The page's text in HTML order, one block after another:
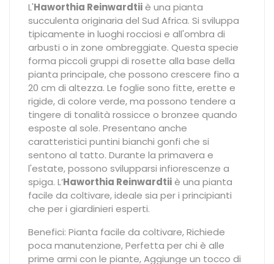
L'Haworthia Reinwardtiiè una pianta
succulenta originaria del Sud Africa. Si sviluppa
tipicamente in luoghi rocciosi e all'ombra di
arbusti o in zone ombreggiate. Questa specie
forma piccoli gruppi di rosette alla base della
pianta principale, che possono crescere fino a
20 cm di altezza. Le foglie sono fitte, erette e
rigide, di colore verde, ma possono tendere a
tingere di tonalità rossicce o bronzee quando
esposte al sole. Presentano anche
caratteristici puntini bianchi gonfi che si
sentono al tatto. Durante la primavera e
l'estate, possono svilupparsi infiorescenze a
spiga. L’Haworthia Reinwardtiiè una pianta
facile da coltivare, ideale sia per i principianti
che per i giardinieri esperti.
Benefici: Pianta facile da coltivare, Richiede
poca manutenzione, Perfetta per chi è alle
prime armi con le piante, Aggiunge un tocco di